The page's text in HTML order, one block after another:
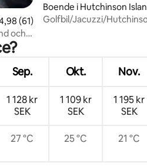
av 5 i genomsnittligt betyg, 61
(61)
och
Boende i Hutchinson
Golfbil/Jacuzzi/
Sep. Okt. Nov.
1 128 kr
SEK
1 109 kr
SEK
1 195 kr
SEK
27 °C 25 °C 21 °C